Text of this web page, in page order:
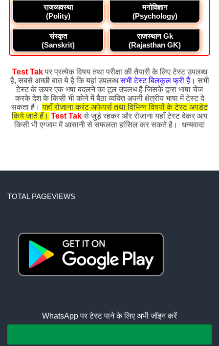
राजव्यवस्था
(Polity)
मनोविज्ञान
(Psychology)
संस्कृत
(Sanskrit)
राजस्थान Gk
(Rajasthan GK)
Test Takपर प्रत्येक विषय तथा परीक्षा की तैयारी के लिए टेस्ट उपलब्ध
है, सबसे अच्छी बात ये है कि यहां उपलब्धसभी टेस्ट बिलकुल फ्री हैं। सभी
टेस्ट के ऊपर एक भषा बदलने का टूल उपलध है जिसके द्वारा भाषा चेंज
करके देश के किसी भी कोने में बैठा व्यक्ति अपनी क्षेत्रीय भाषा में टेस्ट दे
सकता है।यहाँ रोजाना करंट अफेयर्स तथा विभिन्न विषयों के टेस्ट अपडेट
किये जाते हैं। Test Takसे जुड़े रहकर और रोजाना यहाँ टेस्ट देकर आप
किसी भी एग्जाम में आसानी से सफलता हांसिल कर सकते है। धन्यवाद!
TOTAL PAGEVIEWS
WhatsApp पर टेस्ट पाने के लिए अभी जॉइन करें